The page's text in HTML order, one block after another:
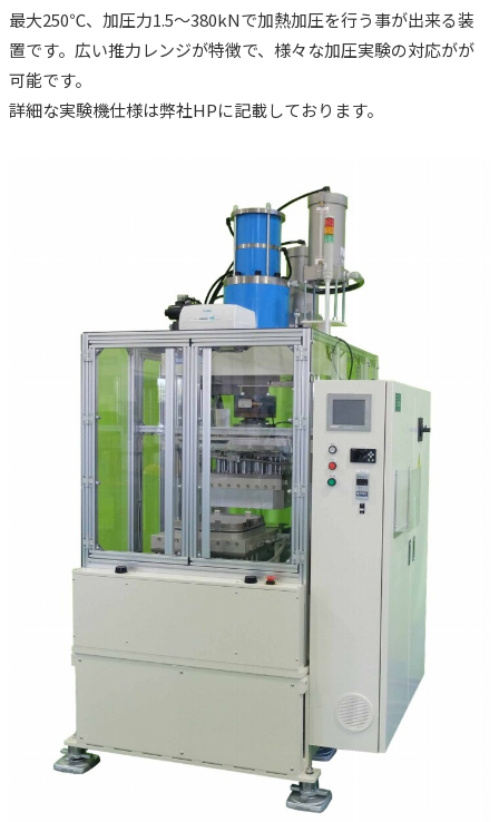
最大250℃、加圧力1.5～380kNで加熱加圧を行う事が出来る装
置です。広い推力レンジが特徴で、様々な加圧実験の対応がが
可能です。
詳細な実験機仕様は弊社HPに記載しております。